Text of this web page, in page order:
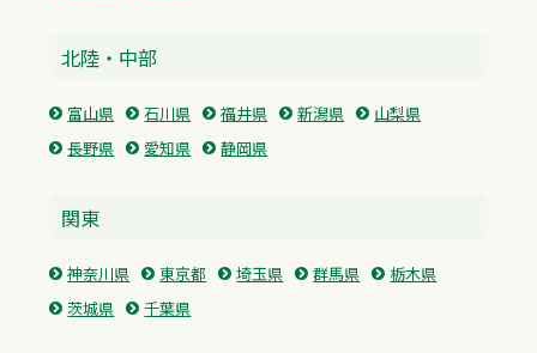
北陸・中部
富山県 石川県 福井県 新潟県
山梨県
長野県
愛知県 静岡県
関東
神奈川県 東京都 埼玉県 群馬県
栃木県
茨城県
千葉県